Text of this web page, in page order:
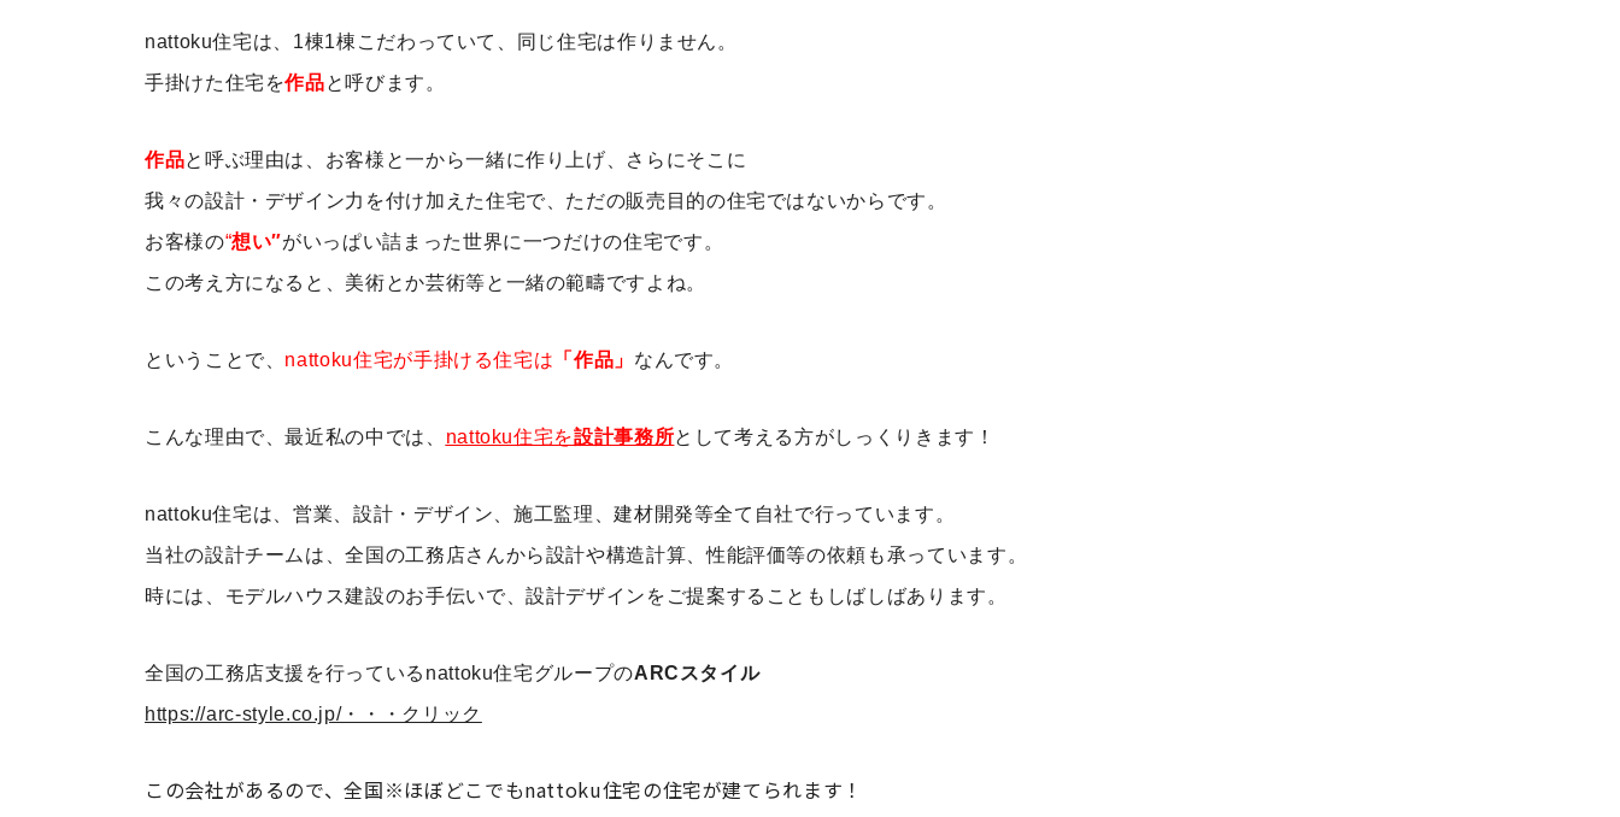
nattoku住宅は、1棟1棟こだわっていて、同じ住宅は作りません。
手掛けた住宅を作品と呼びます。
作品と呼ぶ理由は、お客様と一から一緒に作り上げ、さらにそこに
我々の設計・デザイン力を付け加えた住宅で、 ただの販売目的の住宅ではないからです。
お客様の“想い″がいっぱい詰まった世界に一つだけの住宅です。
この考え方になると、美術とか芸術等と一緒の範疇ですよね。
ということで、 nattoku住宅が手掛ける住宅は 「作品」 なんです。
こんな理由で、最近私の中では、 nattoku住宅を設計事務所として考える方がしっくりきます！
nattoku住宅は、営業、設計・デザイン、施工監理、建材開発等全て自社で行っています。
当社の設計チームは、全国の工務店さんから設計や構造計算、性能評価等の依頼も承っています。
時には、モデルハウス建設のお手伝いで、設計デザインをご提案することもしばしばあります。
全国の工務店支援を行っているnattoku住宅グループのARCスタイル
https://arc-style.co.jp/・・・クリック
この会社があるので、全国※ほぼどこでもnattoku住宅の住宅が建てられます！